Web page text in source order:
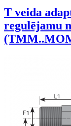
T veida
regulējamu